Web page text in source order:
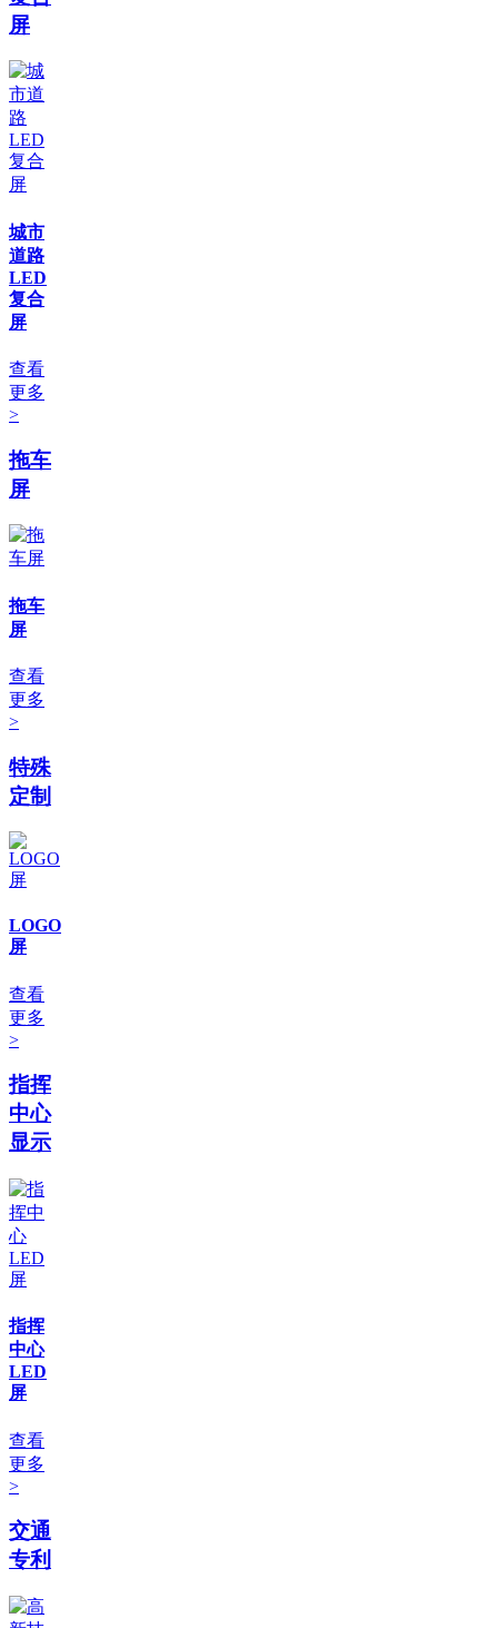
屏
城市
道路
LED
复合
屏
查看
更多
>
拖车
屏
拖车
屏
查看
更多
>
特殊
定制
LOGO
屏
查看
更多
>
指挥
中心
显示
指挥
中心
LED
屏
查看
更多
>
交通
专利